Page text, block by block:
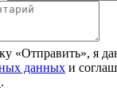
«Отправить», я
данных и
.